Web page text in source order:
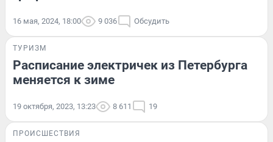
16 мая, 2024, 18:00 9 036 Обсудить
ТУРИЗМ
Расписание электричек из Петербурга
меняется к зиме
19 октября, 2023, 13:23 8 611 19
ПРОИСШЕСТВИЯ